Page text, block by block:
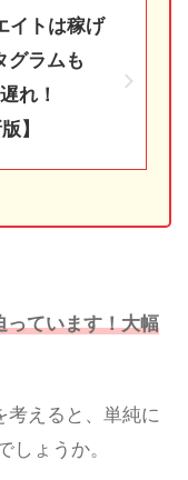
イトは稼げ
グラムも
れ！
】
ています！大幅
考えると、単純に
ょうか。